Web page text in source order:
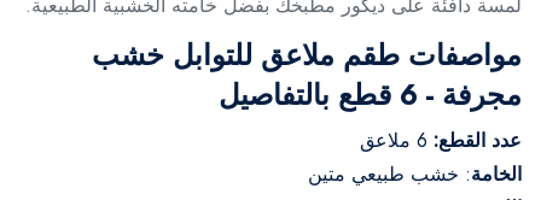
مواصفات طقم ملاعق للتوابل خشب
مجرفة - 6 قطع بالتفاصيل
عدد القطع:
الخامة: خشب طبيعي متين